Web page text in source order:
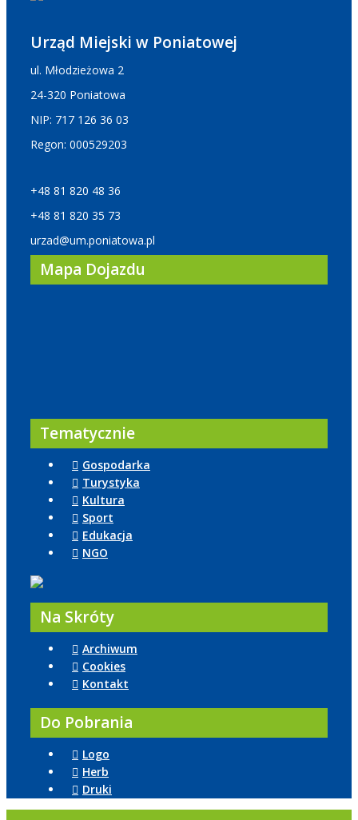
Urząd Miejski w Poniatowej
ul. Młodzieżowa 2
24-320 Poniatowa
NIP: 717 126 36 03
Regon: 000529203
+48 81 820 48 36
+48 81 820 35 73
urzad@um.poniatowa.pl
Mapa Dojazdu
Tematycznie
Gospodarka
Turystyka
Kultura
Sport
Edukacja
NGO
Na Skróty
Archiwum
Cookies
Kontakt
Do Pobrania
Logo
Herb
Druki